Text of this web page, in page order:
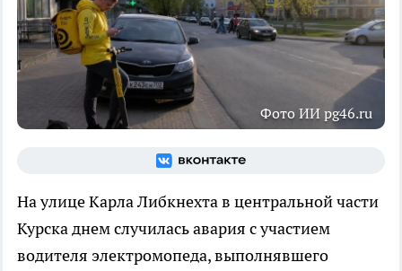
Фото ИИ pg46.ru
На улице Карла Либкнехта в центральной части
Курска днем случилась авария с участием
водителя электромопеда, выполнявшего